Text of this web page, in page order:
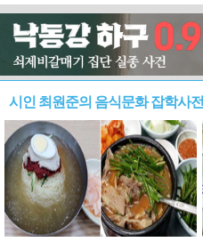
시인 최원준의 음식문화 잡학사전